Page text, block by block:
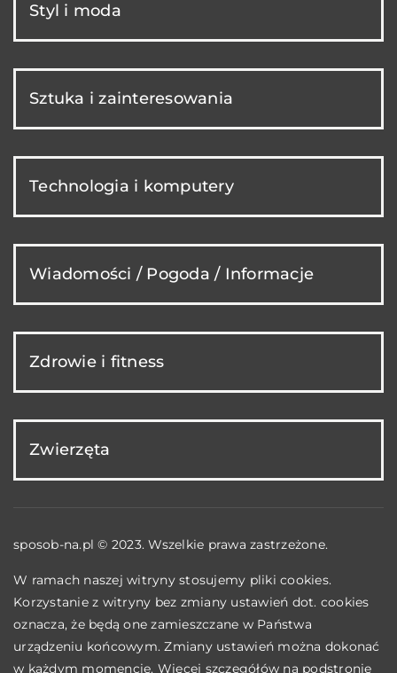
Styl i moda
Sztuka i zainteresowania
Technologia i komputery
Wiadomości / Pogoda / Informacje
Zdrowie i fitness
Zwierzęta
sposob-na.pl © 2023. Wszelkie prawa zastrzeżone.
W ramach naszej witryny stosujemy pliki cookies.
Korzystanie z witryny bez zmiany ustawień dot. cookies
oznacza, że będą one zamieszczane w Państwa
urządzeniu końcowym. Zmiany ustawień można dokonać
w każdym momencie. Więcej szczegółów na podstronie